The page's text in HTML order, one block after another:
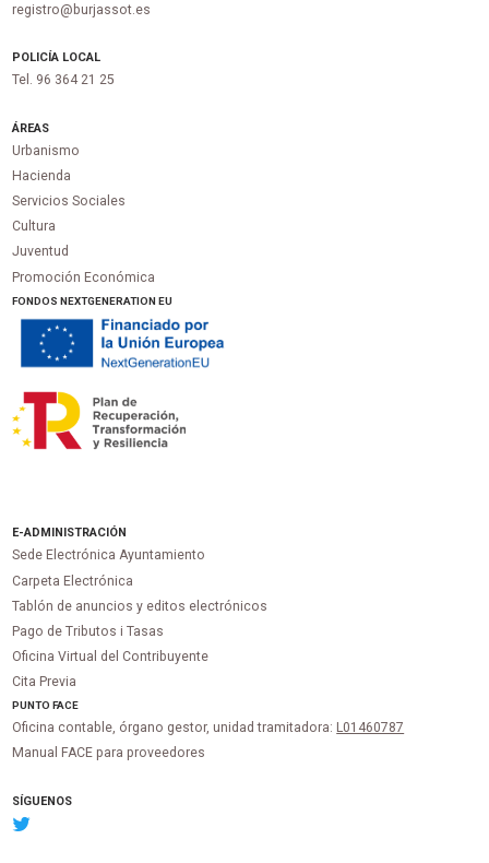
registro@burjassot.es
POLICÍA LOCAL
Tel. 96 364 21 25
ÁREAS
Urbanismo
Hacienda
Servicios Sociales
Cultura
Juventud
Promoción Económica
FONDOS NEXTGENERATION EU
E-ADMINISTRACIÓN
Sede Electrónica Ayuntamiento
Carpeta Electrónica
Tablón de anuncios y editos electrónicos
Pago de Tributos i Tasas
Oficina Virtual del Contribuyente
Cita Previa
PUNTOFACE
Oficina contable, órgano gestor, unidad tramitadora: L01460787
Manual FACE para proveedores
SÍGUENOS